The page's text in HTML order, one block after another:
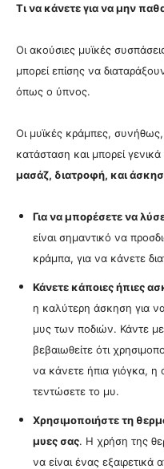
Τι να κάνετε για να μην
Οι ακούσιες μυϊκές
μπορεί επίσης να
όπως ο ύπνος.
Οι μυϊκές κράμπες, συνήθως,
κατάσταση και μπορεί
μασάζ, διατροφή, και
Για να μπορέσετε να
είναι σημαντικό να
κράμπα, για να κάνετε
Κάνετε κάποιες ήπιες
η καλύτερη άσκηση για
μυς των ποδιών. Κάντε
βεβαιωθείτε ότι
να κάνετε ήπια γιόγκα, η
τεντώσετε το μυ.
Χρησιμοποιήστε τη
μυες σας. Η χρήση της
να είναι ένας εξαιρετικά